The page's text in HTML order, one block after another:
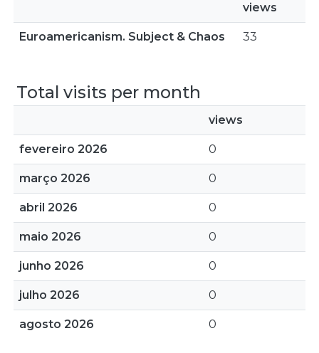
views
Euroamericanism. Subject & Chaos 33
Total visits per month
views
fevereiro 2026 0
março 2026 0
abril 2026 0
maio 2026 0
junho 2026 0
julho 2026 0
agosto 2026 0